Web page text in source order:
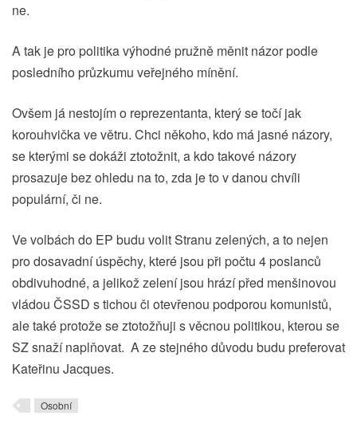
ne.
A tak je pro politika výhodné pružně měnit názor podle
posledního průzkumu veřejného mínění.
Ovšem já nestojím o reprezentanta, který se točí jak
korouhvička ve větru. Chci někoho, kdo má jasné názory,
se kterými se dokáži ztotožnit, a kdo takové názory
prosazuje bez ohledu na to, zda je to v danou chvíli
populární, či ne.
Ve volbách do EP budu volit Stranu zelených, a to nejen
pro dosavadní úspěchy, které jsou při počtu 4 poslanců
obdivuhodné, a jelikož zelení jsou hrází před menšinovou
vládou ČSSD s tichou či otevřenou podporou komunistů,
ale také protože se ztotožňuji s věcnou politikou, kterou se
SZ snaží naplňovat. A ze stejného důvodu budu preferovat
Kateřinu Jacques.
Osobní